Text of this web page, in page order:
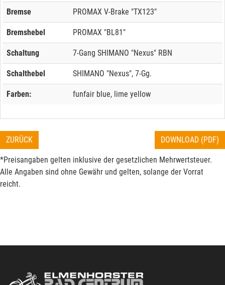
Bremse PROMAX V-Brake "TX123"
Bremshebel PROMAX "BL81"
Schaltung 7-Gang SHIMANO "Nexus" RBN
Schalthebel SHIMANO "Nexus", 7-Gg.
Farben: funfair blue, lime yellow
ZURÜCK DOWNLOAD (PDF)
*Preisangaben gelten inklusive der gesetzlichen Mehrwertsteuer.
Alle Angaben sind ohne Gewähr und gelten, solange der Vorrat
reicht.